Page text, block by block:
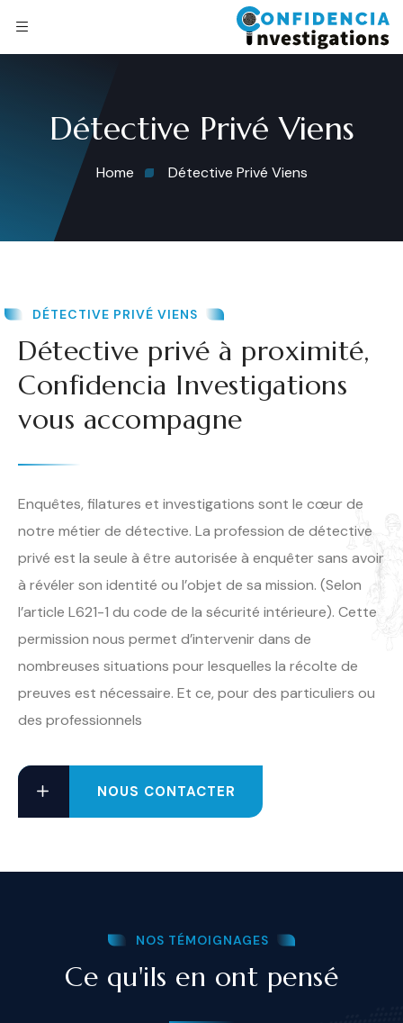
Détective Privé Viens
Home Détective Privé Viens
DÉTECTIVE PRIVÉ VIENS
Détective privé à proximité,
Confidencia Investigations
vous accompagne
Enquêtes, filatures et investigations sont le cœur de
notre métier de détective. La profession de détective
privé est la seule à être autorisée à enquêter sans avoir
à révéler son identité ou l’objet de sa mission. (Selon
l’article L621-1 du code de la sécurité intérieure). Cette
permission nous permet d’intervenir dans de
nombreuses situations pour lesquelles la récolte de
preuves est nécessaire. Et ce, pour des particuliers ou
des professionnels
NOUS CONTACTER
NOS TÉMOIGNAGES
Ce qu'ils en ont pensé